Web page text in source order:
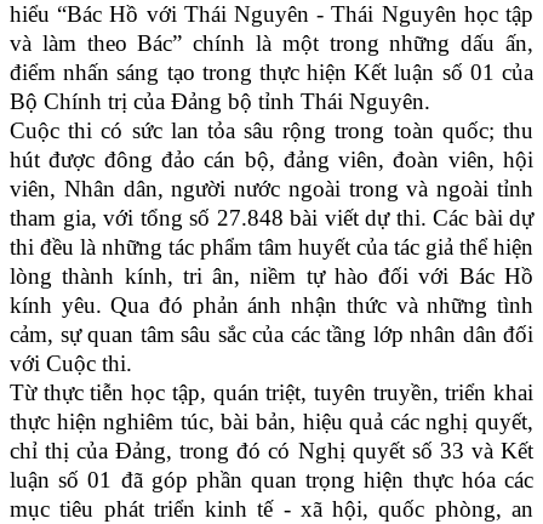
hiểu “Bác Hồ với Thái Nguyên - Thái Nguyên học tập
và làm theo Bác” chính là một trong những dấu ấn,
điểm nhấn sáng tạo trong thực hiện Kết luận số 01 của
Bộ Chính trị của Đảng bộ tỉnh Thái Nguyên.
Cuộc thi có sức lan tỏa sâu rộng trong toàn quốc; thu
hút được đông đảo cán bộ, đảng viên, đoàn viên, hội
viên, Nhân dân, người nước ngoài trong và ngoài tỉnh
tham gia, với tổng số 27.848 bài viết dự thi. Các bài dự
thi đều là những tác phẩm tâm huyết của tác giả thể hiện
lòng thành kính, tri ân, niềm tự hào đối với Bác Hồ
kính yêu. Qua đó phản ánh nhận thức và những tình
cảm, sự quan tâm sâu sắc của các tầng lớp nhân dân đối
với Cuộc thi.
Từ thực tiễn học tập, quán triệt, tuyên truyền, triển khai
thực hiện nghiêm túc, bài bản, hiệu quả các nghị quyết,
chỉ thị của Đảng, trong đó có Nghị quyết số 33 và Kết
luận số 01 đã góp phần quan trọng hiện thực hóa các
mục tiêu phát triển kinh tế - xã hội, quốc phòng, an